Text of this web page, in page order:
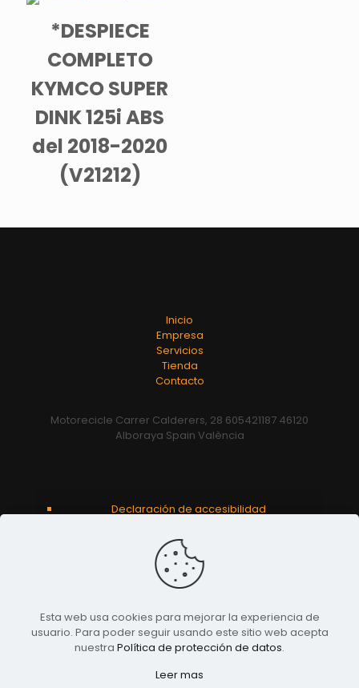
*DESPIECE
COMPLETO
KYMCO SUPER
DINK 125i ABS
del 2018-2020
(V21212)
Inicio
Empresa
Servicios
Tienda
Contacto
Motorecicle Carrer Calderers, 28 605421187 46120
Alboraya Spain València
Declaración de accesibilidad
Aviso legal
Politica de privacidad
Esta web usa cookies para mejorar la experiencia de
usuario. Para poder seguir usando este sitio web acepta
nuestra Política de protección de datos.
Leer mas